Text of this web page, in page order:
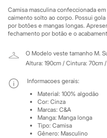
Sandálias
Sapatilhas
Tênis
Marcas
Clock House
Mindset
Sawary
Yessica
Moda esportiva
Acessórios
Blusas
Calçados
Leggings
Shorts e Bermudas
Camisa masculina confeccionada
caimento solto ao corpo. Possui
por botões e mangas longas.
fechamento por botão e o
O Modelo veste tamanho M.
Altura: 190cm / Cintura: 70cm
Informacoes gerais:
Material: 100% algodão
Cor: Cinza
Marcas: C&A
Manga: Manga longa
Tipo: Camisa
Gênero: Masculino